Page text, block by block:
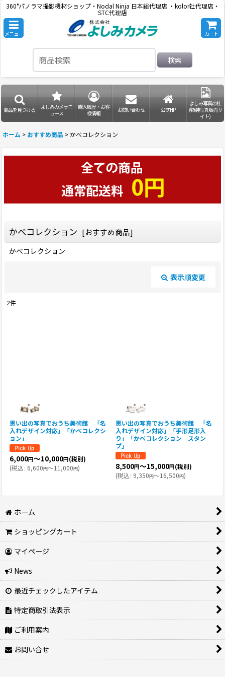
360°パノラマ撮影機材ショップ・Nodal Ninja 日本総代理店 ・kolor社代理店・
STC代理店
メニュー カート
検索
商品を見つける
よしみカメラニ
ュース
購入履歴・お客
様情報
お問い合わせ 公式HP
よしみ写真の杜
(額装写真販売サ
イト)
ホーム > おすすめ商品 > かべコレクション
かべコレクション [おすすめ商品]
かべコレクション
表示順変更
閉じる
2件
思い出の写真でおうち美術館 「名
入れデザイン対応」「かべコレクシ
ョン」
6,000円～10,000円(税別)
(税込: 6,600円～11,000円)
思い出の写真でおうち美術館 「名
入れデザイン対応」「手形足形入
り」「かべコレクション スタン
プ」
8,500円～15,000円(税別)
(税込: 9,350円～16,500円)
ホーム
ショッピングカート
マイページ
News
最近チェックしたアイテム
特定商取引法表示
ご利用案内
お問い合せ